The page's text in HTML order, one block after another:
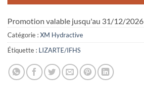
Promotion valable jusqu'au 31/12/2026
Catégorie :XM Hydractive
Étiquette : LIZARTE/IFHS